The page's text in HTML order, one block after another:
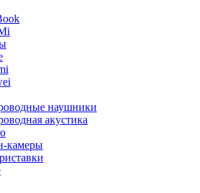
наушники
акустика
камеры